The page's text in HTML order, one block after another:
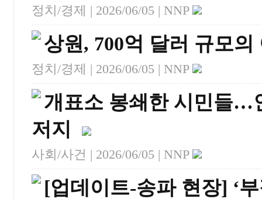
정치/경제 | 2026/06/05 | NNP
상원, 700억 달러 규모
정치/경제 | 2026/06/05 | NNP
개표소 봉쇄한 시민들…
저지
사회/사건 | 2026/06/05 | NNP
[업데이트-송파 현장] ‘